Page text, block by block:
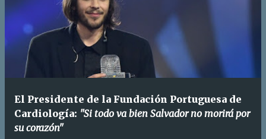
El Presidente de la Fundación Portuguesa de
Cardiología: "Si todo va bien Salvador no morirá por
su corazón"